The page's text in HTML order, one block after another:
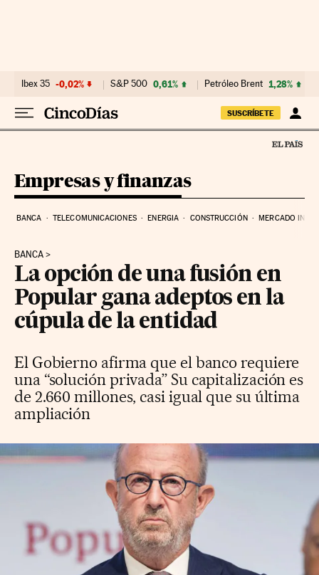
Ibex 35 -0,02% S&P 500 0,61% Petróleo Brent 1,28%
SUSCRÍBETE
Empresas y finanzas
BANCA TELECOMUNICACIONES ENERGIA CONSTRUCCIÓN MERCADO
BANCA
La opción de una fusión en
Popular gana adeptos en la
cúpula de la entidad
El Gobierno afirma que el banco requiere
una “solución privada” Su capitalización es
de 2.660 millones, casi igual que su última
ampliación